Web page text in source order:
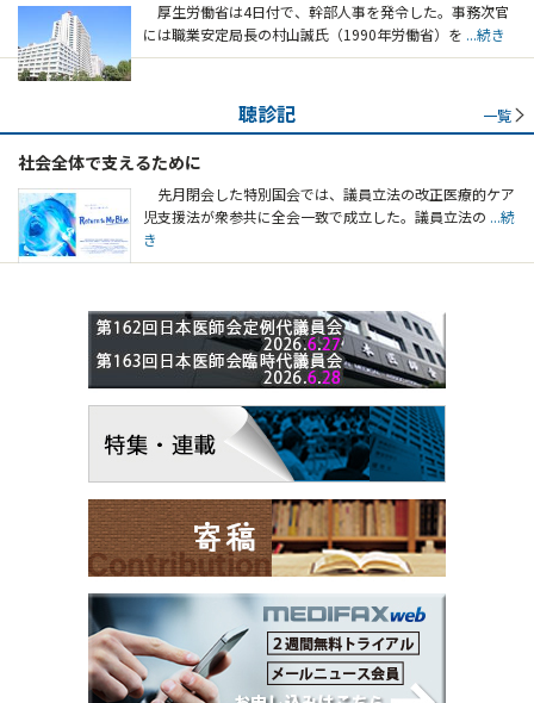
厚生労働省は4日付で、幹部人事を発令した。事務次官
には職業安定局長の村山誠氏（1990年労働省）を ...続き
聴診記 一覧
社会全体で支えるために
先月閉会した特別国会では、議員立法の改正医療的ケア
児支援法が衆参共に全会一致で成立した。議員立法の ...続
き